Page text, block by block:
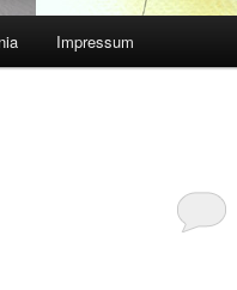
Impressum